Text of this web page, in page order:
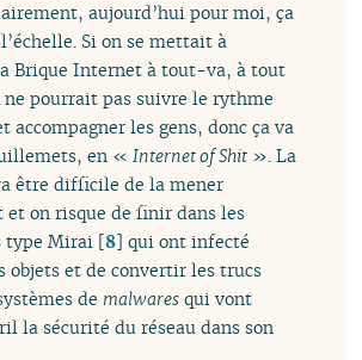
aujourd’hui pour moi, ça
Si on se mettait à
Brique Internet à tout-va, à tout
ne pourrait pas suivre le rythme
accompagner les gens, donc ça va
en «Internet of Shit ». La
être difficile de la mener
et on risque de finir dans les
type Mirai [8] qui ont infecté
objets et de convertir les trucs
de malwares qui vont
la sécurité du réseau dans son